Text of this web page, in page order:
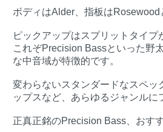
ボディはAlder、指板はRosewood
ピックアップはスプリットタイプ
これぞPrecision Bassといった野
な中音域が特徴的です。
変わらないスタンダードなスペッ
ップスなど、あらゆるジャンルに
正真正銘のPrecision Bass、おす